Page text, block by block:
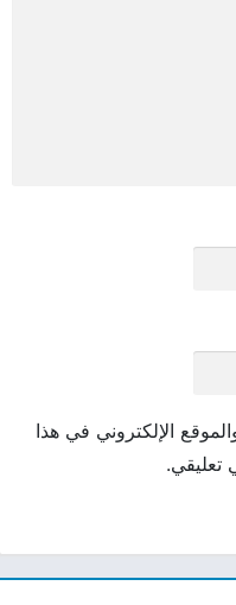
الإلكتروني في هذا
تعليقي.